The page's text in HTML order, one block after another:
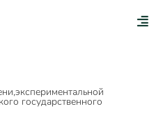
государственного